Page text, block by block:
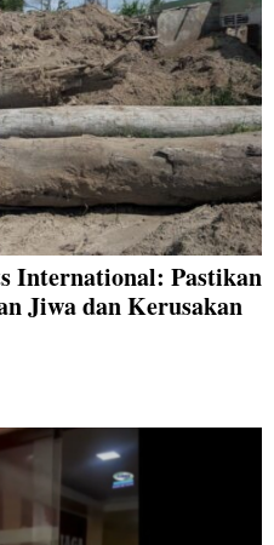
International: Pastikan
Jiwa dan Kerusakan